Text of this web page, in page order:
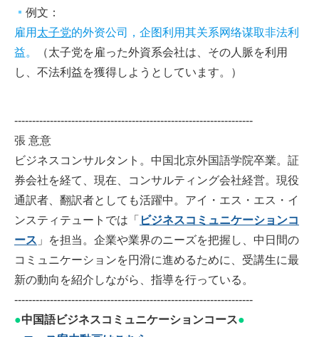
例文：
雇用 太子党的外资公司，企图利用其关系网络谋取非法利
益。
（太子党を雇った外資系会社は、その人脈を利用
し、不法利益を獲得しようとしています。）
-------------------------------------------------------------------
張 意意
ビジネスコンサルタント。中国北京外国語学院卒業。証
券会社を経て、現在、コンサルティング会社経営。現役
通訳者、翻訳者としても活躍中。アイ・エス・エス・イ
ンスティテュートでは「 ビジネスコミュニケーションコ
ース 」を担当。企業や業界のニーズを把握し、中日間の
コミュニケーションを円滑に進めるために、受講生に最
新の動向を紹介しながら、指導を行っている。
-------------------------------------------------------------------
●中国語ビジネスコミュニケーションコース●